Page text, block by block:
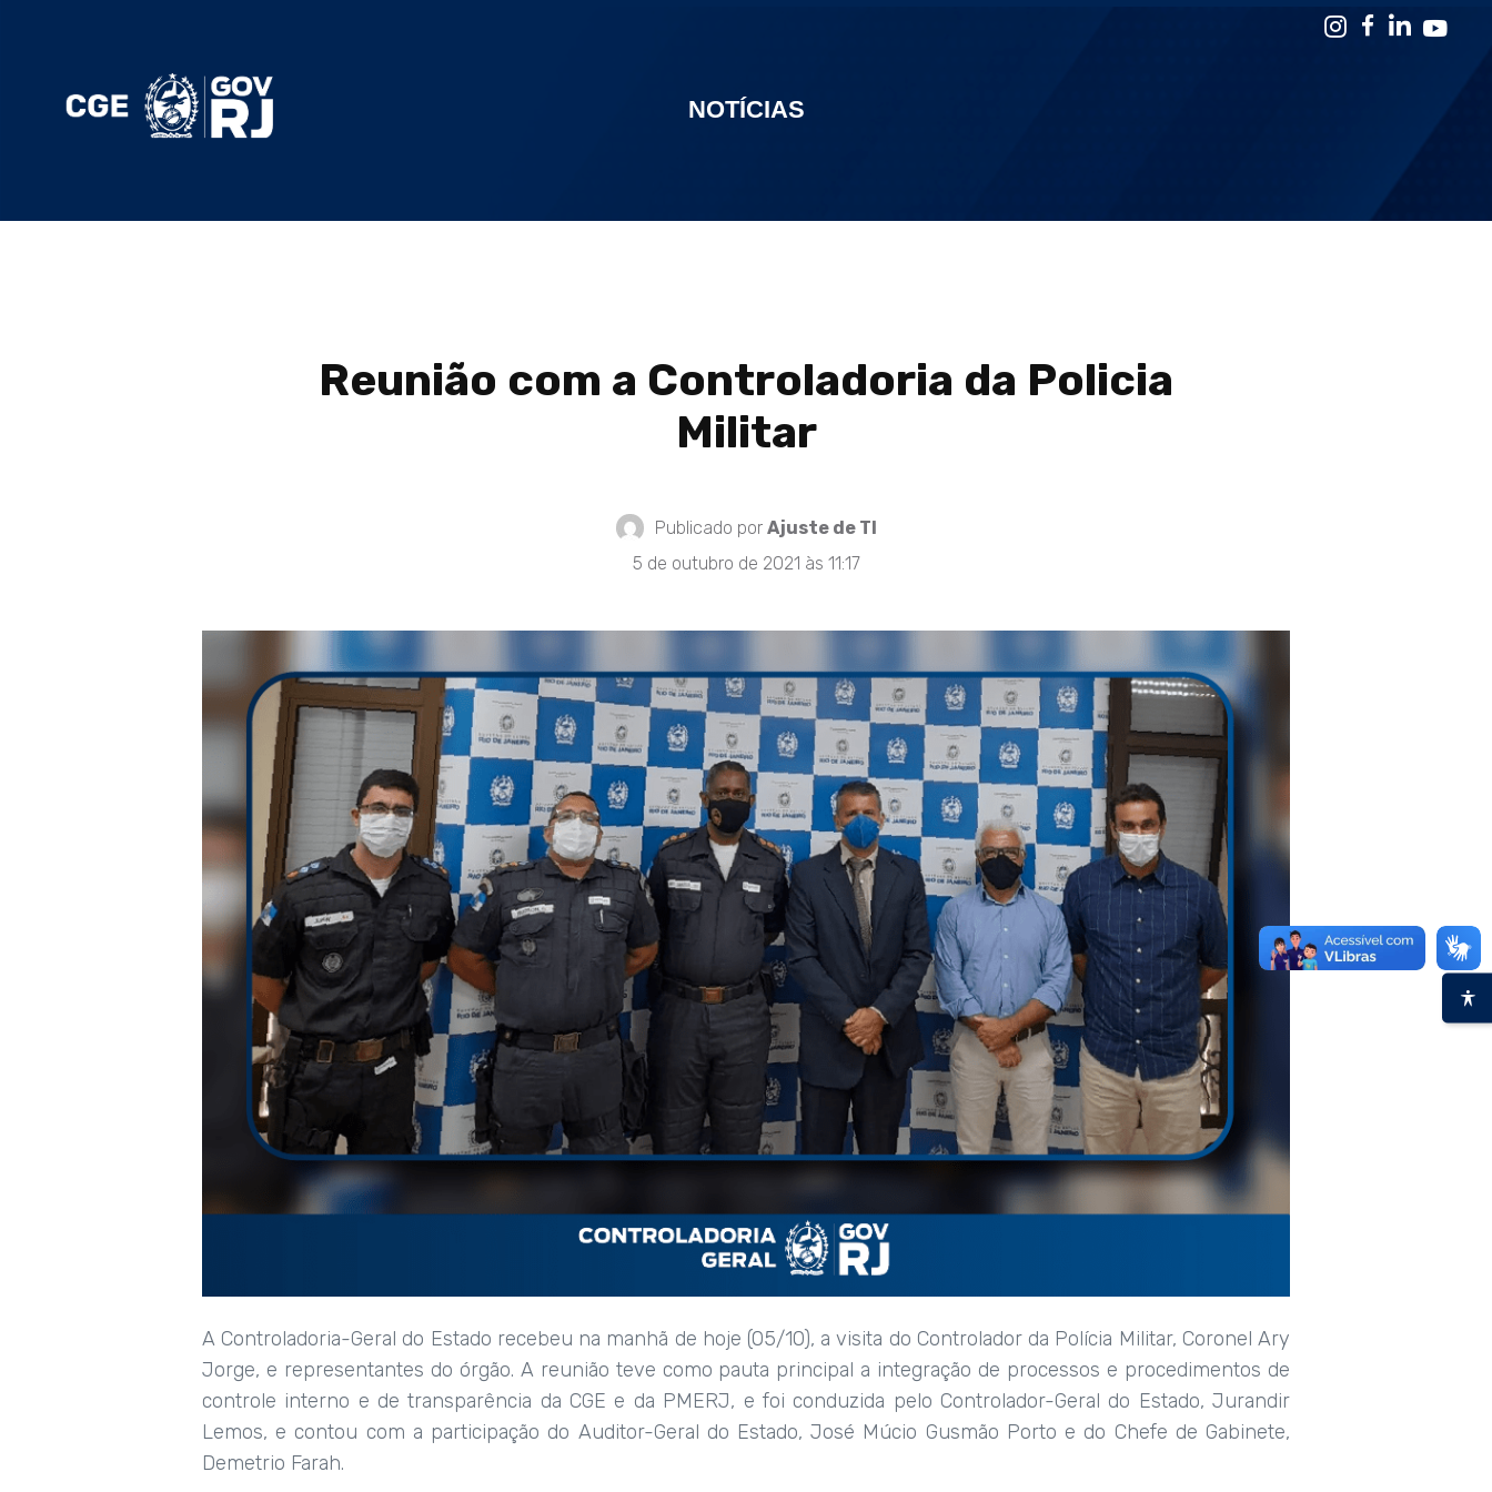
NOTÍCIAS
Reunião com a Controladoria da Policia
Militar
Publicado por Ajuste de TI
5 de outubro de 2021 às 11:17
A Controladoria-Geral do Estado recebeu na manhã de hoje (05/10), a visita do Controlador da Polícia Militar, Coronel Ary
Jorge, e representantes do órgão. A reunião teve como pauta principal a integração de processos e procedimentos de
controle interno e de transparência da CGE e da PMERJ, e foi conduzida pelo Controlador-Geral do Estado, Jurandir
Lemos, e contou com a participação do Auditor-Geral do Estado, José Múcio Gusmão Porto e do Chefe de Gabinete,
Demetrio Farah.